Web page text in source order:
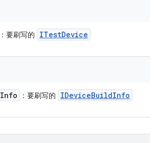
：要刷写的 ITestDevice
Info ：要刷写的 IDeviceBuildInfo